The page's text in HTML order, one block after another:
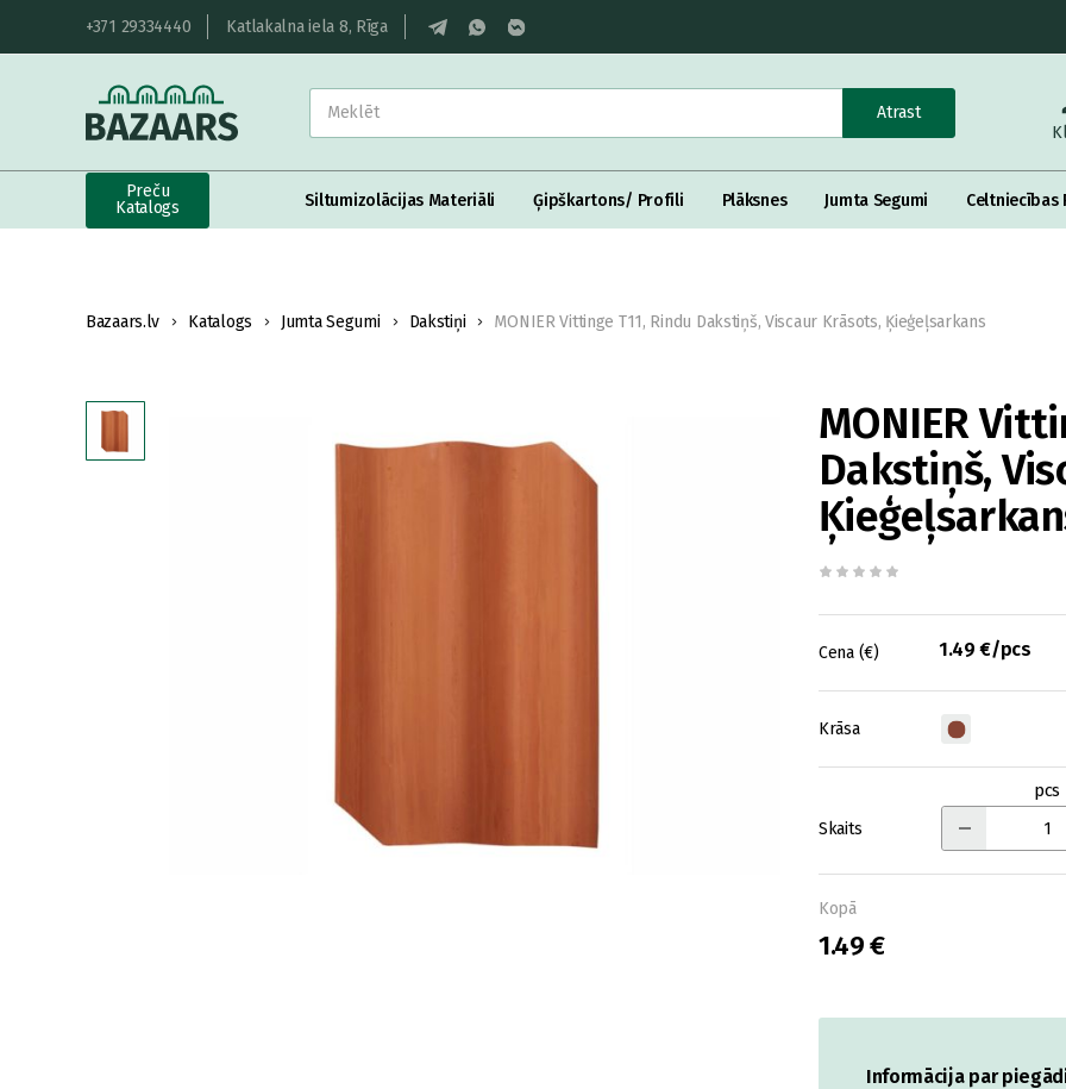
+371 29334440 Katlakalna iela 8, Rīga
Atrast
Preču
Katalogs
Siltumizolācijas Materiāli Ģipškartons/ Profili Plāksnes Jumta Segumi Celtniecības
Bazaars.lv Katalogs Jumta Segumi Dakstiņi MONIER Vittinge T11, Rindu Dakstiņš, Viscaur Krāsots, Ķieģeļsarkans
MONIER
Dakstiņš,
Cena (€) 1.49 €/pcs
Krāsa
Skaits
pcs
Kopā
1.49 €
Informācija par